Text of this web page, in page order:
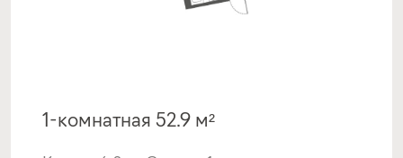
1-комнатная 52.9 м²